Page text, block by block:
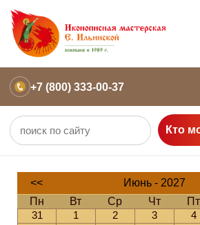
+7 (800) 333-00-37
Кто
<< Июнь - 2027
Пн
Вт Ср Чт Пт
31
1 2 3 4